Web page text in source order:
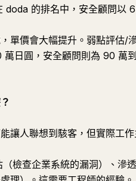
doda 的排名中，安全顧問以
單價會大幅提升。弱點評估/
萬日圓，安全顧問則為 90 萬
讓人聯想到駭客，但實際工作
（檢查企業系統的漏洞）、滲